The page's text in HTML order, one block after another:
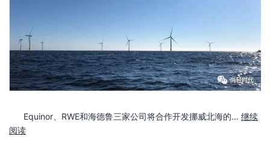
Equinor、RWE和海德鲁三家公司将合作开发挪威北海的… 继续
阅读